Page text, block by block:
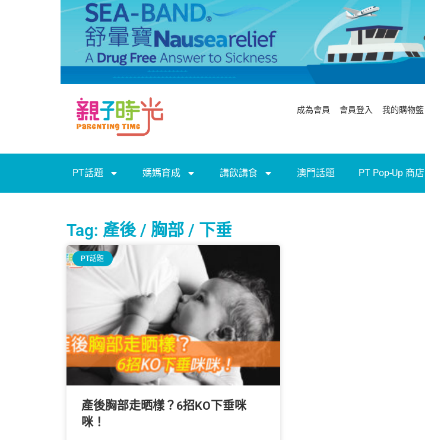
成為會員 會員登入 我的購物籃
PT話題 媽媽育成 講飲講食 澳門話題 PT Pop-Up 商店
Tag: 產後 / 胸部 / 下垂
PT話題
產後胸部走晒樣？6招KO下垂咪
咪！